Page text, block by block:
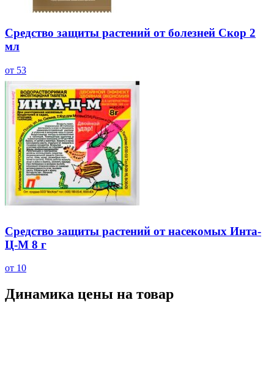
Средство защиты растений от болезней Скор 2
мл
от 53
Средство защиты растений от насекомых Инта-
Ц-М 8 г
от 10
Динамика цены на товар